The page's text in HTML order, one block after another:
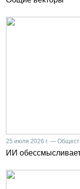
25 июля 2026 г. —
ИИ